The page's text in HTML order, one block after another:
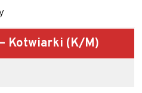
Kotwiarki (K/M)